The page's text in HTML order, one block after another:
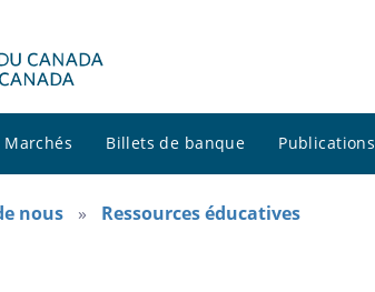
Marchés Billets de banque Publications
nous Ressources éducatives